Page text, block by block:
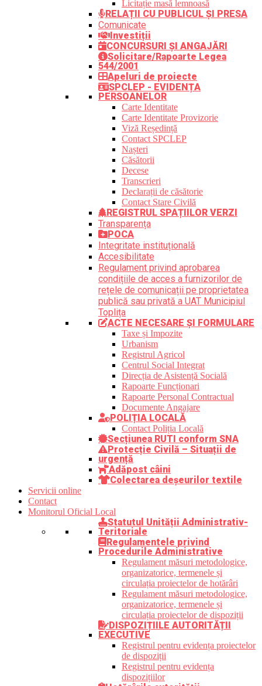
Licitație masă lemnoasă
RELAȚII CU PUBLICUL ȘI PRESA
Comunicate
Investiții
CONCURSURI ȘI ANGAJĂRI
Solicitare/Rapoarte Legea
544/2001
Apeluri de proiecte
SPCLEP - EVIDENȚA
PERSOANELOR
Carte Identitate
Carte Identitate Provizorie
Viză Reședință
Contact SPCLEP
Nașteri
Căsătorii
Decese
Transcrieri
Declarații de căsătorie
Contact Stare Civilă
REGISTRUL SPAȚIILOR VERZI
Transparența
POCA
Integritate instituțională
Accesibilitate
Regulament privind aprobarea
condițiile de acces a furnizorilor de
rețele de comunicații pe proprietatea
publică sau privată a UAT Municipiul
Toplița
ACTE NECESARE ȘI FORMULARE
Taxe și Impozite
Urbanism
Registrul Agricol
Centrul Social Integrat
Direcția de Asistență Socială
Rapoarte Funcționari
Rapoarte Personal Contractual
Documente Angajare
POLIȚIA LOCALĂ
Contact Poliția Locală
Secțiunea RUTI conform SNA
Protecție Civilă – Situații de
urgență
Adăpost câini
Colectarea deșeurilor textile
Servicii online
Contact
Monitorul Oficial Local
Statutul Unității Administrativ-
Teritoriale
Regulamentele privind
Procedurile Administrative
Regulament măsuri metodologice,
organizatorice, termenele și
circulația proiectelor de hotărâri
Regulament măsuri metodologice,
organizatorice, termenele și
circulația proiectelor de dispoziții
DISPOZIȚIILE AUTORITĂȚII
EXECUTIVE
Registrul pentru evidența proiectelor
de dispoziții
Registrul pentru evidența
dispozițiilor